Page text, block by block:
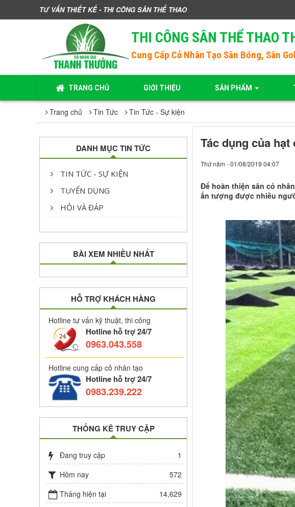
TƯ VẤN THIẾT KẾ - THI CÔNG SÂN THỂ THAO
THI CÔNG SÂN THỂ THAO
Cung Cấp Cỏ Nhân Tạo Sân Bóng, Sân
TRANG CHỦ GIỚI THIỆU SẢN PHẨM
Trang chủ Tin Tức Tin Tức - Sự kiện
Tác dụng của
Thứ năm - 01/08/2019 04:07
Để hoàn thiện sân cỏ
ấn tượng được nhiều
DANH MỤC TIN TỨC
TIN TỨC - SỰ KIỆN
TUYỂN DỤNG
HỎI VÀ ĐÁP
BÀI XEM NHIỀU NHẤT
HỖ TRỢ KHÁCH HÀNG
Hotline tư vấn kỹ thuật, thi công
Hotline hỗ trợ 24/7
0963.043.558
Hotline cung cấp cỏ nhân tạo
Hotline hỗ trợ 24/7
0983.239.222
THỐNG KÊ TRUY CẬP
Đang truy cập
1
Hôm nay
572
Tháng hiện tại
14,629